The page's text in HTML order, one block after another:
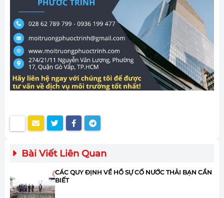
Bài Viết Liên Quan
CÁC QUY ĐỊNH VỀ HỒ SỰ CỐ NƯỚC THẢI BẠN CẦN
BIẾT